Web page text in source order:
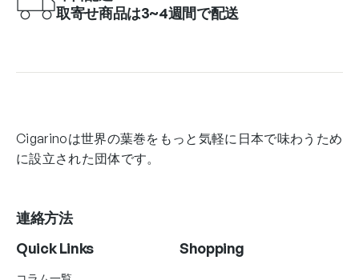
取寄せ商品は3~4週間で配送
Cigarinoは世界の葉巻をもっと気軽に日本で味わうため
に設立された団体です。
連絡方法
Quick Links
Shopping